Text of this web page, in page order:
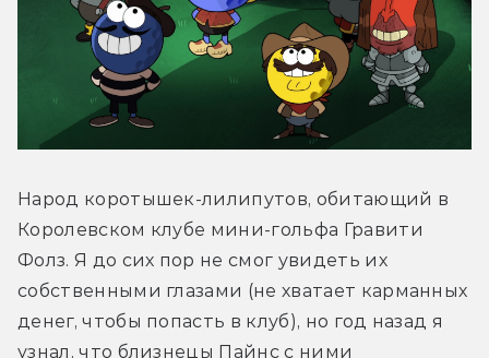
Народ коротышек-лилипутов, обитающий в
Королевском клубе мини-гольфа Гравити
Фолз. Я до сих пор не смог увидеть их
собственными глазами (не хватает карманных
денег, чтобы попасть в клуб), но год назад я
узнал, что близнецы Пайнс с ними